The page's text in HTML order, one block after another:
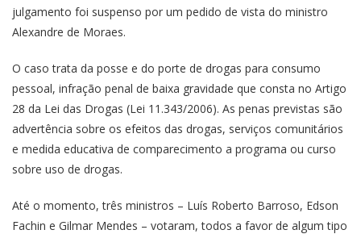
julgamento foi suspenso por um pedido de vista do ministro
Alexandre de Moraes.
O caso trata da posse e do porte de drogas para consumo
pessoal, infração penal de baixa gravidade que consta no Artigo
28 da Lei das Drogas (Lei 11.343/2006). As penas previstas são
advertência sobre os efeitos das drogas, serviços comunitários
e medida educativa de comparecimento a programa ou curso
sobre uso de drogas.
Até o momento, três ministros – Luís Roberto Barroso, Edson
Fachin e Gilmar Mendes – votaram, todos a favor de algum tipo